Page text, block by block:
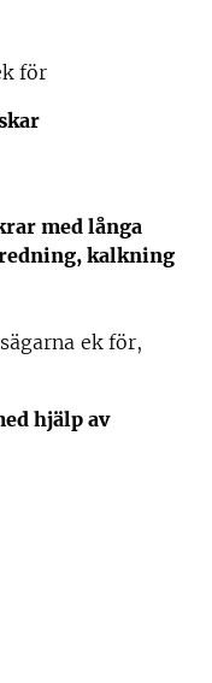
för
med långa
kalkning
ek för,
hjälp av